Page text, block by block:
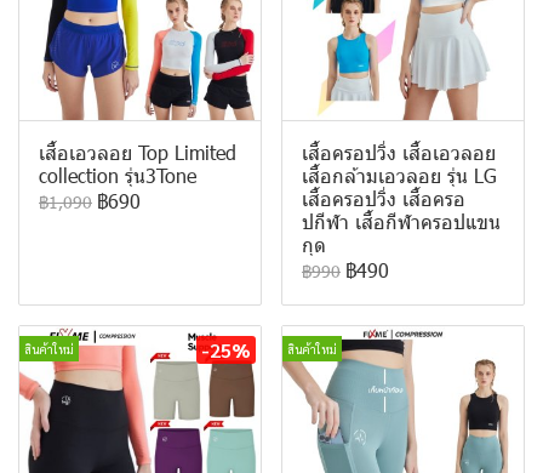
เสื้อเอวลอย Top Limited
collection รุ่น3Tone
฿1,090 ฿690
เสื้อครอปวิ่ง เสื้อเอวลอย
เสื้อกล้ามเอวลอย รุ่น LG
เสื้อครอปวิ่ง เสื้อครอ
ปกีฬา เสื้อกีฬาครอปแขน
กุด
฿990 ฿490
สินค้าใหม่ -25% สินค้าใหม่